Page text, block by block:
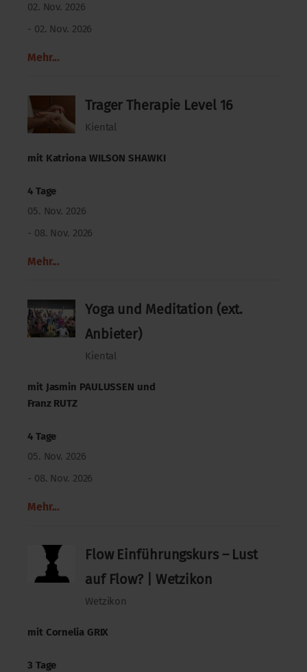
02. Nov. 2026
- 02. Nov. 2026
Mehr...
Trager Therapie Level 16
Kiental
mit Katriona WILSON SHAWKI
4 Tage
05. Nov. 2026
- 08. Nov. 2026
Mehr...
Yoga und Meditation (ext.
Anbieter)
Kiental
mit Jasmin PAULUSSEN und
Franz RUTZ
4 Tage
05. Nov. 2026
- 08. Nov. 2026
Mehr...
Flow Einführungskurs – Lust
auf Flow? | Wetzikon
Wetzikon
mit Cornelia GRIX
3 Tage